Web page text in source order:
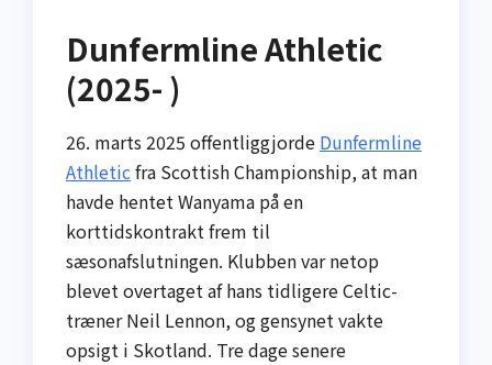
Dunfermline Athletic
(2025- )
26. marts 2025 offentliggjorde Dunfermline
Athleticfra Scottish Championship, at man
havde hentet Wanyama på en
korttidskontrakt frem til
sæsonafslutningen. Klubben var netop
blevet overtaget af hans tidligere Celtic-
træner Neil Lennon, og gensynet vakte
opsigt i Skotland. Tre dage senere